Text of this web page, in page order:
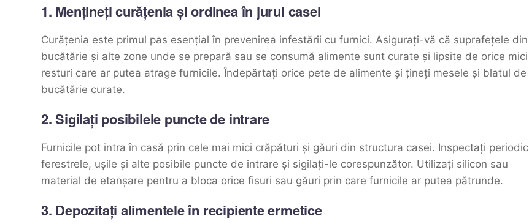
1. Mențineți curățenia și ordinea în jurul casei
Curățenia este primul pas esențial în prevenirea infestării cu furnici. Asigurați-vă că suprafețele din
bucătărie și alte zone unde se prepară sau se consumă alimente sunt curate și lipsite de orice mici
resturi care ar putea atrage furnicile. Îndepărtați orice pete de alimente și țineți mesele și blatul de
bucătărie curate.
2. Sigilați posibilele puncte de intrare
Furnicile pot intra în casă prin cele mai mici crăpături și găuri din structura casei. Inspectați periodic
ferestrele, ușile și alte posibile puncte de intrare și sigilați-le corespunzător. Utilizați silicon sau
material de etanșare pentru a bloca orice fisuri sau găuri prin care furnicile ar putea pătrunde.
3. Depozitați alimentele în recipiente ermetice